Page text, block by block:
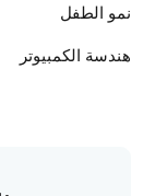
نمو الطفل
هندسة الكمبيوتر